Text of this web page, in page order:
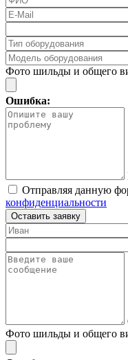
Фото шильды и общего
Ошибка:
Отправляя данную
конфиденциальности
Оставить заявку
Фото шильды и общего